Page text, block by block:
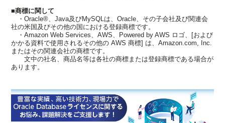
■商標に関して
・Oracle®、Java及びMySQLは、Oracle、その子会社及び関連会
社の米国及びその他の国における登録商標です。
・Amazon Web Services、AWS、Powered by AWS ロゴ、[および
かかる資料で使用されるその他の AWS 商標] は、Amazon.com, Inc.
またはその関連会社の商標です。
文中の社名、商品名等は各社の商標または登録商標である場合が
あります。